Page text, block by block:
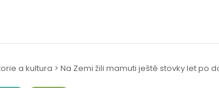
a kultura > Na Zemi žili mamuti ještě stovky let po